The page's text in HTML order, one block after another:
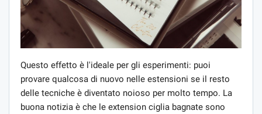
Questo effetto è l'ideale per gli esperimenti: puoi
provare qualcosa di nuovo nelle estensioni se il resto
delle tecniche è diventato noioso per molto tempo. La
buona notizia è che le extension ciglia bagnate sono